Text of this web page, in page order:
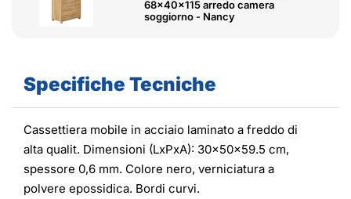
68x40x115 arredo camera
soggiorno - Nancy
Specifiche Tecniche
Cassettiera mobile in acciaio laminato a freddo di
alta qualit. Dimensioni (LxPxA): 30x50x59.5 cm,
spessore 0,6 mm. Colore nero, verniciatura a
polvere epossidica. Bordi curvi.